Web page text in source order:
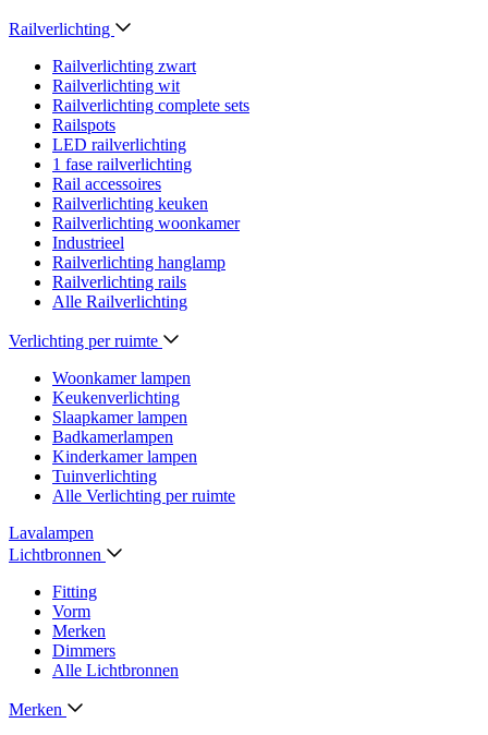
Railverlichting
Railverlichting zwart
Railverlichting wit
Railverlichting complete sets
Railspots
LED railverlichting
1 fase railverlichting
Rail accessoires
Railverlichting keuken
Railverlichting woonkamer
Industrieel
Railverlichting hanglamp
Railverlichting rails
Alle Railverlichting
Verlichting per ruimte
Woonkamer lampen
Keukenverlichting
Slaapkamer lampen
Badkamerlampen
Kinderkamer lampen
Tuinverlichting
Alle Verlichting per ruimte
Lavalampen
Lichtbronnen
Fitting
Vorm
Merken
Dimmers
Alle Lichtbronnen
Merken